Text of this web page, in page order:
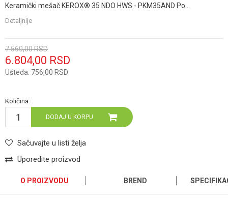
Keramički mešač KEROX® 35 NDO HWS - PKM35AND Po
Detaljnije
7.560,00RSD
6.804,00 RSD
Ušteda: 756,00 RSD
Količina:
DODAJ U KORPU
Sačuvajte u listi želja
Uporedite proizvod
O PROIZVODU BREND